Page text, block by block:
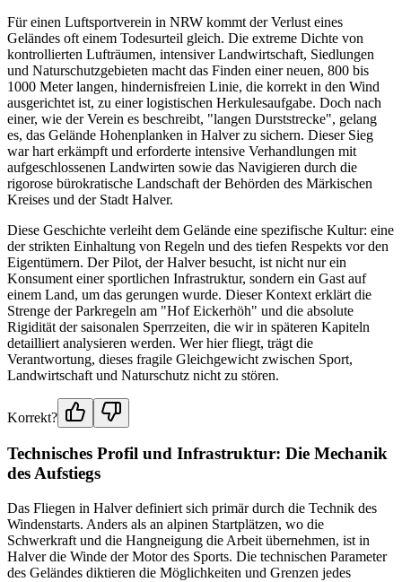
Für einen Luftsportverein in NRW kommt der Verlust eines
Geländes oft einem Todesurteil gleich. Die extreme Dichte von
kontrollierten Lufträumen, intensiver Landwirtschaft, Siedlungen
und Naturschutzgebieten macht das Finden einer neuen, 800 bis
1000 Meter langen, hindernisfreien Linie, die korrekt in den Wind
ausgerichtet ist, zu einer logistischen Herkulesaufgabe. Doch nach
einer, wie der Verein es beschreibt, "langen Durststrecke", gelang
es, das Gelände Hohenplanken in Halver zu sichern. Dieser Sieg
war hart erkämpft und erforderte intensive Verhandlungen mit
aufgeschlossenen Landwirten sowie das Navigieren durch die
rigorose bürokratische Landschaft der Behörden des Märkischen
Kreises und der Stadt Halver.
Diese Geschichte verleiht dem Gelände eine spezifische Kultur: eine
der strikten Einhaltung von Regeln und des tiefen Respekts vor den
Eigentümern. Der Pilot, der Halver besucht, ist nicht nur ein
Konsument einer sportlichen Infrastruktur, sondern ein Gast auf
einem Land, um das gerungen wurde. Dieser Kontext erklärt die
Strenge der Parkregeln am "Hof Eickerhöh" und die absolute
Rigidität der saisonalen Sperrzeiten, die wir in späteren Kapiteln
detailliert analysieren werden. Wer hier fliegt, trägt die
Verantwortung, dieses fragile Gleichgewicht zwischen Sport,
Landwirtschaft und Naturschutz nicht zu stören.
Korrekt?
Technisches Profil und Infrastruktur: Die Mechanik
des Aufstiegs
Das Fliegen in Halver definiert sich primär durch die Technik des
Windenstarts. Anders als an alpinen Startplätzen, wo die
Schwerkraft und die Hangneigung die Arbeit übernehmen, ist in
Halver die Winde der Motor des Sports. Die technischen Parameter
des Geländes diktieren die Möglichkeiten und Grenzen jedes